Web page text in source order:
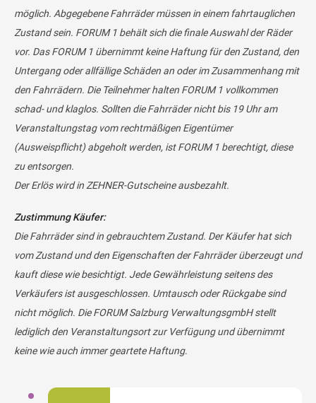
möglich. Abgegebene Fahrräder müssen in einem fahrtauglichen
Zustand sein. FORUM 1 behält sich die finale Auswahl der Räder
vor. Das FORUM 1 übernimmt keine Haftung für den Zustand, den
Untergang oder allfällige Schäden an oder im Zusammenhang mit
den Fahrrädern. Die Teilnehmer halten FORUM 1 vollkommen
schad- und klaglos. Sollten die Fahrräder nicht bis 19 Uhr am
Veranstaltungstag vom rechtmäßigen Eigentümer
(Ausweispflicht) abgeholt werden, ist FORUM 1 berechtigt, diese
zu entsorgen.
Der Erlös wird in ZEHNER-Gutscheine ausbezahlt.
Zustimmung Käufer:
Die Fahrräder sind in gebrauchtem Zustand. Der Käufer hat sich
vom Zustand und den Eigenschaften der Fahrräder überzeugt und
kauft diese wie besichtigt. Jede Gewährleistung seitens des
Verkäufers ist ausgeschlossen. Umtausch oder Rückgabe sind
nicht möglich. Die FORUM Salzburg VerwaltungsgmbH stellt
lediglich den Veranstaltungsort zur Verfügung und übernimmt
keine wie auch immer geartete Haftung.